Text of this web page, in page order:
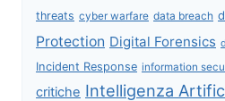
threats cyber warfare data breach
Protection Digital Forensics
Incident Response information
critiche Intelligenza